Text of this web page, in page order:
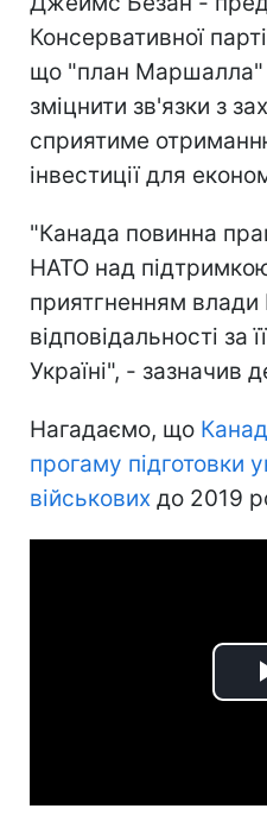
Консервативної
що "план Маршалла"
зміцнити зв'язки з
сприятиме
інвестиції для
"Канада повинна
НАТО над
приятгненням влади
відповідальності за
Україні", - зазначив
Нагадаємо, що
прогаму підготовки
військових до 2019